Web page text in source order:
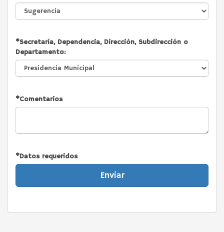
*Secretaría, Dependencia, Dirección, Subdirección o
Departamento:
*Comentarios
*Datos requeridos
Enviar